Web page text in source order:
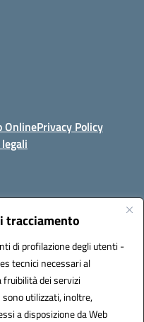
tracciamento
di profilazione degli utenti -
tecnici necessari al
dei servizi
utilizzati, inoltre,
a disposizione da Web
OnlinePrivacy Policy
- Castellammare di Stabia
- PEC:
iPA: istsc_naic847006 -
elettronica (CUF):